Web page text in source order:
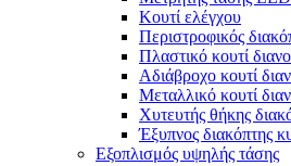
Κουτί ελέγχου
Περιστροφικός
Πλαστικό κουτί
Αδιάβροχο κουτί
Μεταλλικό κουτί
Χυτευτής θήκης
Έξυπνος διακόπτης
Εξοπλισμός υψηλής τάσης